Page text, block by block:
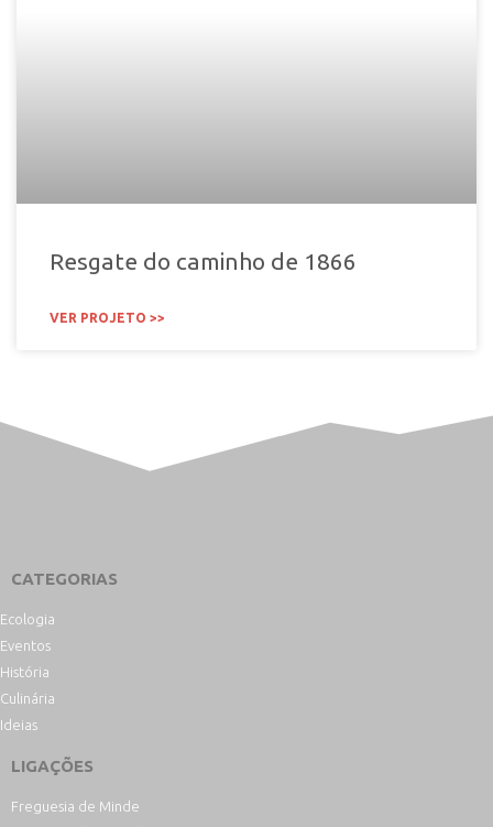
Resgate do caminho de 1866
VER PROJETO >>
CATEGORIAS
Ecologia
Eventos
História
Culinária
Ideias
LIGAÇÕES
Freguesia de Minde